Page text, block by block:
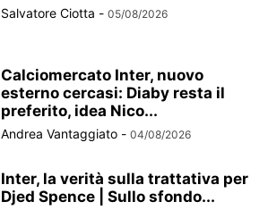
Salvatore Ciotta - 05/08/2026
Calciomercato Inter, nuovo
esterno cercasi: Diaby resta il
preferito, idea Nico...
Andrea Vantaggiato - 04/08/2026
Inter, la verità sulla trattativa per
Djed Spence | Sullo sfondo...